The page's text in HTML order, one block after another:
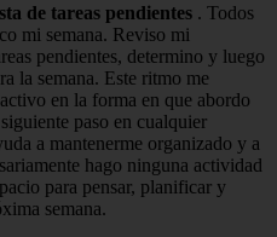
de tareas pendientes . Todos
mi semana. Reviso mi
pendientes, determino y luego
la semana. Este ritmo me
en la forma en que abordo
paso en cualquier
a mantenerme organizado y a
hago ninguna actividad
para pensar, planificar y
semana.